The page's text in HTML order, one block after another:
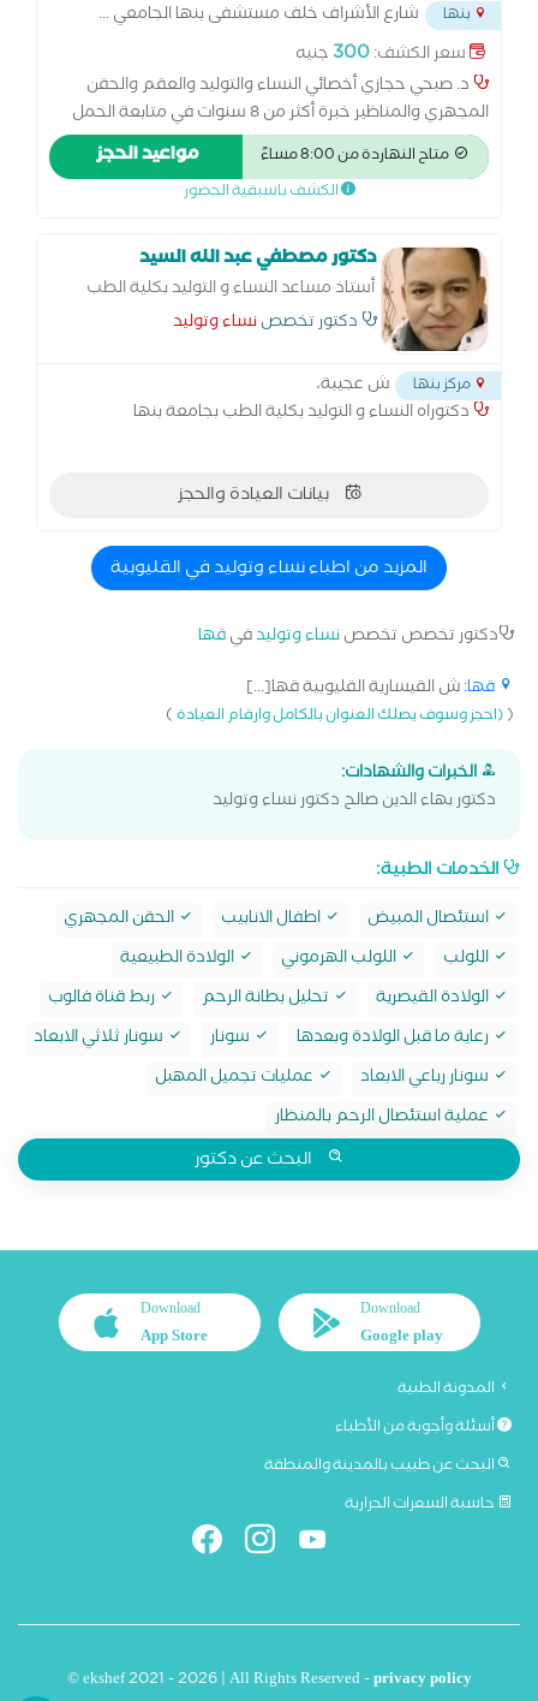
بنها شارع الأشراف خلف مستشفى بنها الجامعي...
سعر الكشف:300 جنيه
د. صبحي حجازي أخصائي النساء والتوليد والعقم والحقن
المجهري والمناظير خبرة أكثر من 8 سنوات في متابعة الحمل
والولادة الطبيعية والقيصرية، وعلاج تأخر الحمل والحقن
المجهري. متخصص في مناظير الرحم والبطن وعلاج تكيس
المبايض وبطانة الرحم المهاجرة. أسعى لتقديم رعاية متكاملة
وحتى تحقيق حلم الأمومة
متاح النهاردة من 8:00 مساءً مواعيد الحجز
الكشف باسبقية الحضور
دكتور مصطفي عبد الله السيد
أستاذ مساعد النساء و التوليد بكلية الطب
بجامعة بنها
دكتور تخصصنساء وتوليد
مركز بنها
ش عجيبة،
دكتوراه النساء و التوليد بكلية الطب بجامعة بنها
بيانات العيادة والحجز
المزيد من اطباء نساء وتوليد في القليوبية
دكتور تخصص تخصصنساء وتوليدفيقها
قها: ش القيسارية القليوبية قها[...]
((احجز وسوف يصلك العنوان بالكامل وارقام العيادة)
الخبرات والشهادات:
دكتور بهاء الدين صالح دكتور نساء وتوليد
الخدمات الطبية:
استئصال المبيض اطفال الانابيب
الحقن المجهري
اللولب
اللولب الهرموني
الولادة الطبيعية
الولادة القيصرية
تحليل بطانة الرحم
ربط قناة فالوب
رعاية ما قبل الولادة وبعدها
سونار
سونار ثلاثي الابعاد
سونار رباعي الابعاد
عمليات تجميل المهبل
عملية استئصال الرحم بالمنظار
البحث عن دكتور
Download
Google play
Download
App Store
المدونة الطبية
أسئلة وأجوبة من الأطباء
البحث عن طبيب بالمدينة والمنطقة
حاسبة السعرات الحرارية
© ekshef 2021 - 2026 | All Rights Reserved -privacy policy